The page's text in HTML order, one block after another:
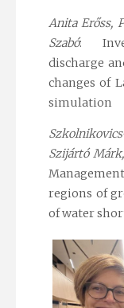
Anita Erőss,
Szabó:
discharge
changes of
simulation
Szijártó
regions of
of water